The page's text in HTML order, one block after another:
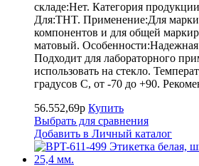
складе:Нет. Категория
Для:THT. Применение:Для
компонентов и для общей
матовый. Особенности:Надежная
Подходит для лабораторного
использовать на стекло.
градусов С, от -70 до +90.
56.552,69р Купить
Выбрать для сравнения
Добавить в Личный каталог